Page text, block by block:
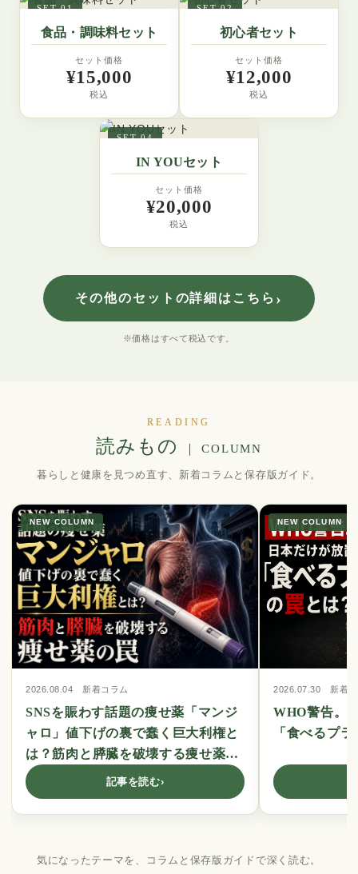
SET 01
食品・調味料セット
セット価格
¥15,000
税込
SET 02
初心者セット
セット価格
¥12,000
税込
SET 04
IN YOUセット
セット価格
¥20,000
税込
その他のセットの詳細はこちら ›
※価格はすべて税込です。
READING
読みもの ｜ COLUMN
暮らしと健康を見つめ直す、新着コラムと保存版ガイド。
NEW COLUMN
2026.08.04 新着コラム
SNSを賑わす話題の痩せ薬「マンジ
ャロ」値下げの裏で蠢く巨大利権と
は？筋肉と膵臓を破壊する痩せ薬の
罠
記事を読む›
NEW COLUMN
2026.07.30 新着コ
WHO警告。
「食べるプ
気になったテーマを、コラムと保存版ガイドで深く読む。